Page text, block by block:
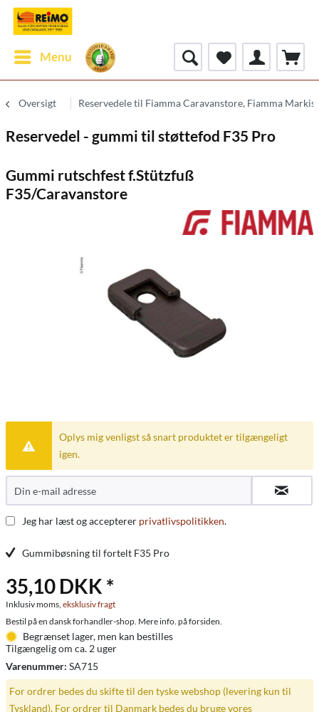
Menu
Oversigt Reservedele til Fiamma Caravanstore, Fiamma
Reservedel - gummi til støttefod F35 Pro
Gummi rutschfest f.Stützfuß
F35/Caravanstore
Oplys mig venligst så snart produktet er tilgængeligt
igen.
Jeg har læst og accepterer privatlivspolitikken.
Gummibøsning til fortelt F35 Pro
35,10 DKK *
Inklusiv moms, eksklusiv fragt
Bestil på en dansk forhandler-shop. Mere info. på forsiden.
Begrænset lager, men kan bestilles
Tilgængelig om ca. 2 uger
Varenummer: SA715
For ordrer bedes du skifte til den tyske webshop (levering kun til
Tyskland). For ordrer til Danmark bedes du bruge vores